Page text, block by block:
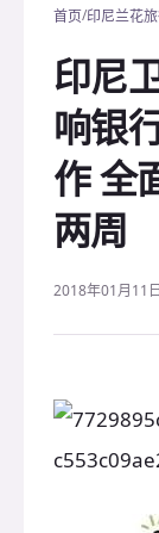
首页/印尼兰花
印尼
响银
作 全
两周
2018年01月11